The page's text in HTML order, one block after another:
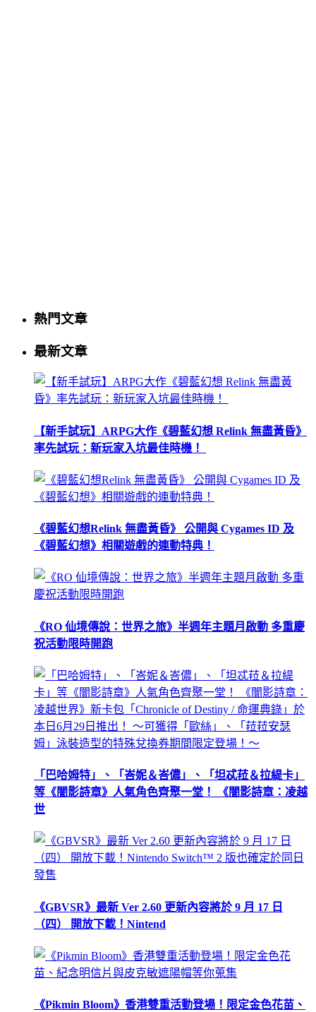
熱門文章
最新文章
【新手試玩】ARPG大作《碧藍幻想 Relink 無盡黃昏》
率先試玩：新玩家入坑最佳時機！
《碧藍幻想Relink 無盡黃昏》 公開與 Cygames ID 及
《碧藍幻想》相關遊戲的連動特典！
《RO 仙境傳說：世界之旅》半週年主題月啟動 多重慶
祝活動限時開跑
「巴哈姆特」、「峇妮＆峇儂」、「坦忒菈＆拉緹卡」
等《闇影詩章》人氣角色齊聚一堂！ 《闇影詩章：凌越
世
《GBVSR》最新 Ver 2.60 更新內容將於 9 月 17 日
（四） 開放下載！Nintend
《Pikmin Bloom》香港雙重活動登場！限定金色花苗、